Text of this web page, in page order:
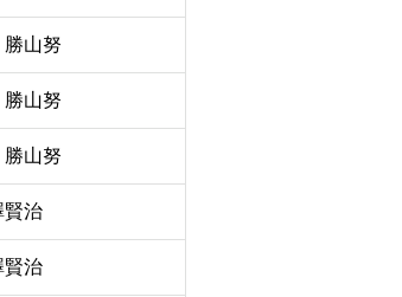
山努
山努
山努
治
治